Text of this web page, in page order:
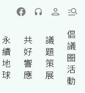
永
續
地
球
共
好
響
應
議
題
策
展
倡
議
圈
活
動